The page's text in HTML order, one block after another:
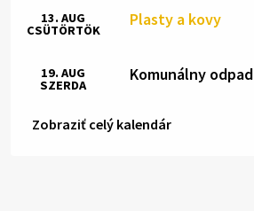
Plasty a kovy
13. AUG
CSÜTÖRTÖK
Komunálny odpad
19. AUG
SZERDA
Zobraziť celý kalendár